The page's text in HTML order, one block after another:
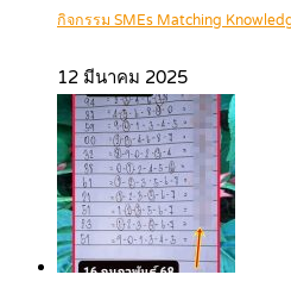
กิจกรรม SMEs Matching
12 มีนาคม 2025